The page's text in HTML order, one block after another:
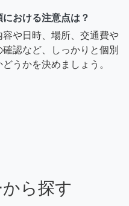
おける注意点は？
や日時、場所、交通費や
認など、しっかりと個別
うかを決めましょう。
ら探す